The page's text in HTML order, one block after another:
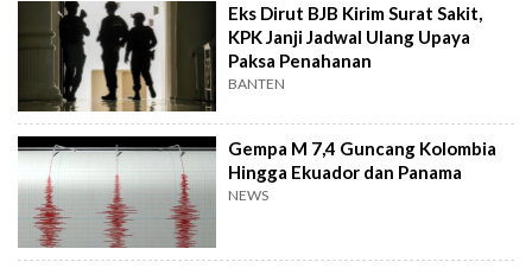
Eks Dirut BJB Kirim Surat Sakit,
KPK Janji Jadwal Ulang Upaya
Paksa Penahanan
BANTEN
Gempa M 7,4 Guncang Kolombia
Hingga Ekuador dan Panama
NEWS